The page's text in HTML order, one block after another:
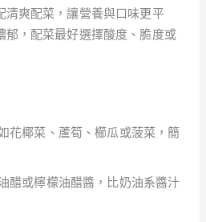
清爽配菜，讓營養與口味更平
郁，配菜最好選擇酸度、脆度或
花椰菜、蘆筍、櫛瓜或菠菜，簡
醋或檸檬油醋醬，比奶油系醬汁